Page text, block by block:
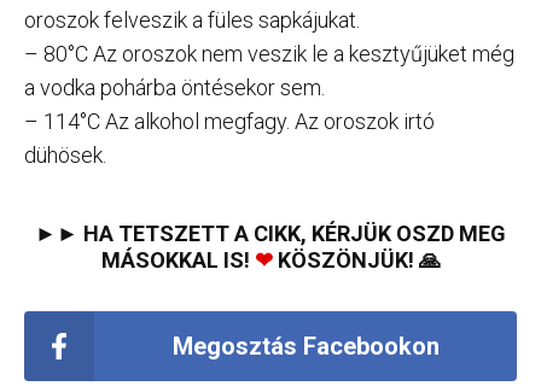
oroszok felveszik a füles sapkájukat.
– 80°C Az oroszok nem veszik le a kesztyűjüket még
a vodka pohárba öntésekor sem.
– 114°C Az alkohol megfagy. Az oroszok irtó
dühösek.
►► HA TETSZETT A CIKK, KÉRJÜK OSZD MEG
MÁSOKKAL IS! ❤KÖSZÖNJÜK! 🙏
Megosztás Facebookon